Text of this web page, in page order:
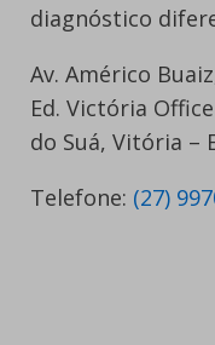
diagnóstico
Av. Américo
Ed. Victória
do Suá, Vitória –
Telefone: (27)